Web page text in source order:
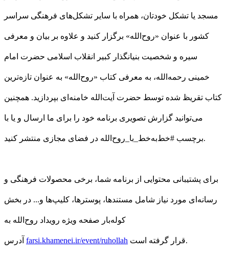
مسجد یا تشکل خودتان، همراه با سایر تشکل‌های فرهنگی سراسر
کشور با عنوان «روح‌الله» برگزار کنید و علاوه بر بیان و معرفی
سیره و شخصیت بنیانگذار کبیر انقلاب اسلامی حضرت امام
خمینی رحمه‌الله، به معرفی کتاب «روح‌الله» به عنوان تازه‌ترین
کتاب تقریظ شده توسط حضرت آیت‌الله خامنه‌ای بپردازید. همچنین
می‌توانید گزارش تصویری برنامه خود را برای ما ارسال و یا با
برچسب #خط‌به‌خط_با_روح‌الله در فضای مجازی منتشر کنید.
برای پشتیبانی محتوایی از برنامه شما، برخی محصولات فرهنگی و
رسانه‌ای مورد نیاز شامل مستندها، پوسترها، کلیپ‌ها و... در بخش
کوله‌بار صفحه ویژه رویداد روح‌الله به
farsi.khamenei.ir/event/ruhollah قرار گرفته است.